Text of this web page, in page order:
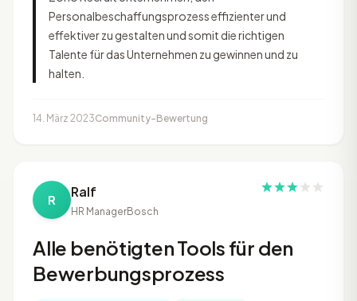
Personalbeschaffungsprozess effizienter und
effektiver zu gestalten und somit die richtigen
Talente für das Unternehmen zu gewinnen und zu
halten.
14. März 2023Community-Bewertung
R Ralf
HR ManagerBosch
Alle benötigten Tools für den
Bewerbungsprozess